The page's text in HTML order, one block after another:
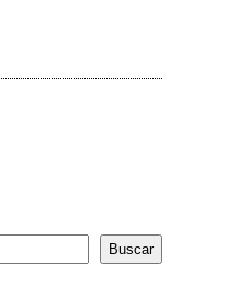
Buscar